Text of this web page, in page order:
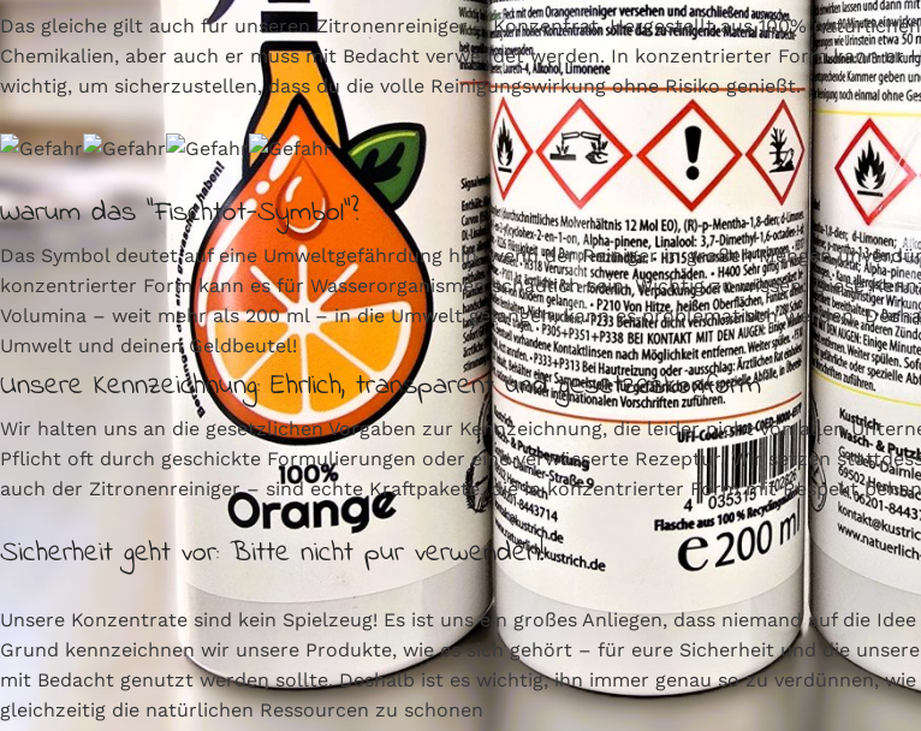
Das gleiche gilt auch für unseren Zitronenreiniger – Konzentrat. Hergestellt aus 100%
Chemikalien, aber auch er muss mit Bedacht verwendet werden. In konzentrierter Form kann
wichtig, um sicherzustellen, dass du die volle Reinigungswirkung ohne Risiko genießt.
Warum das "Fischtot-Symbol"?
Das Symbol deutet auf eine Umweltgefährdung hin, wenn der Reiniger in großen Mengen
konzentrierter Form kann es für Wasserorganismen schädlich sein. Wichtig zu wissen: Diese
Volumina – weit mehr als 200 ml – in die Umwelt gelangen, kann es problematisch werden.
Umwelt und deinen Geldbeutel!
Unsere Kennzeichnung: Ehrlich, transparent und gesetzeskonform
Wir halten uns an die gesetzlichen Vorgaben zur Kennzeichnung, die leider nicht von allen
Pflicht oft durch geschickte Formulierungen oder eine verwässerte Rezeptur. Wir setzen
auch der Zitronenreiniger – sind echte Kraftpakete, die in konzentrierter Form mit Respekt
Sicherheit geht vor: Bitte nicht pur verwenden!
Unsere Konzentrate sind kein Spielzeug! Es ist uns ein großes Anliegen, dass niemand auf die
Grund kennzeichnen wir unsere Produkte, wie es sich gehört – für eure Sicherheit und die
mit Bedacht genutzt werden sollte. Deshalb ist es wichtig, ihn immer genau so zu verdünnen,
gleichzeitig die natürlichen Ressourcen zu schonen